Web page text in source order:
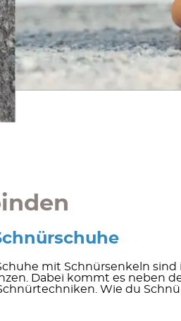
mit Schnürsenkeln
Dabei kommt es neben
Wie du